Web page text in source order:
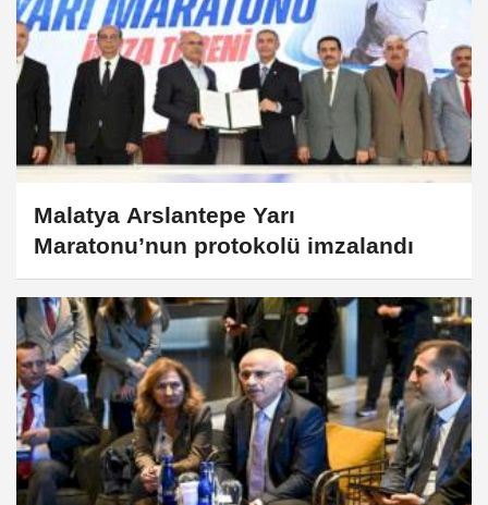
Malatya Arslantepe Yarı
Maratonu’nun protokolü imzalandı